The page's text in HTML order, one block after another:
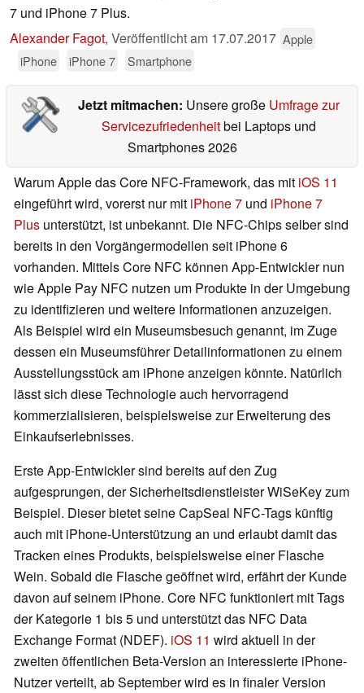
7 und iPhone 7 Plus.
Alexander Fagot, Veröffentlicht am 17.07.2017 Apple
iPhone
iPhone 7 Smartphone
Jetzt mitmachen: Unsere große Umfrage zur
Servicezufriedenheitbei Laptops und
Smartphones 2026
Warum Apple das Core NFC-Framework, das mit iOS 11
eingeführt wird, vorerst nur mit iPhone 7 und iPhone 7
Plus unterstützt, ist unbekannt. Die NFC-Chips selber sind
bereits in den Vorgängermodellen seit iPhone 6
vorhanden. Mittels Core NFC können App-Entwickler nun
wie Apple Pay NFC nutzen um Produkte in der Umgebung
zu identifizieren und weitere Informationen anzuzeigen.
Als Beispiel wird ein Museumsbesuch genannt, im Zuge
dessen ein Museumsführer Detailinformationen zu einem
Ausstellungsstück am iPhone anzeigen könnte. Natürlich
lässt sich diese Technologie auch hervorragend
kommerzialisieren, beispielsweise zur Erweiterung des
Einkaufserlebnisses.
Erste App-Entwickler sind bereits auf den Zug
aufgesprungen, der Sicherheitsdienstleister WiSeKey zum
Beispiel. Dieser bietet seine CapSeal NFC-Tags künftig
auch mit iPhone-Unterstützung an und erlaubt damit das
Tracken eines Produkts, beispielsweise einer Flasche
Wein. Sobald die Flasche geöffnet wird, erfährt der Kunde
davon auf seinem iPhone. Core NFC funktioniert mit Tags
der Kategorie 1 bis 5 und unterstützt das NFC Data
Exchange Format (NDEF). iOS 11 wird aktuell in der
zweiten öffentlichen Beta-Version an interessierte iPhone-
Nutzer verteilt, ab September wird es in finaler Version